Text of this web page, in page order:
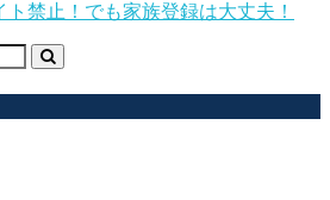
禁止！でも家族登録は大丈夫！